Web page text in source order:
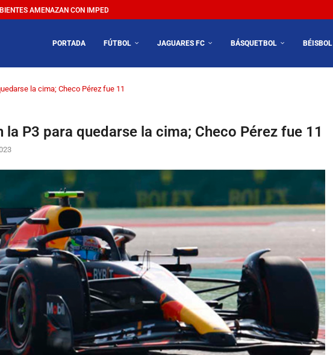
AMENAZAN CON IMPEDIR EL MÉXICO VS SUDÁFRICA...
PORTADA FÚTBOL JAGUARES FC BÁSQUETBOL BÉISBOL
la cima; Checo Pérez fue 11
la P3 para quedarse la cima; Checo Pérez fue 11